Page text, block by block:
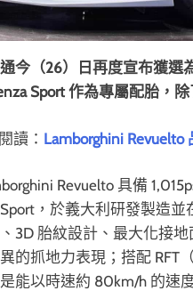
今（26）日再度宣布獲選
Sport 作為專屬配胎，
讀： Lamborghini Revuelto
Revuelto 具備
，於義大利研發製造
3D 胎紋設計、最大化接
的抓地力表現；搭配 RFT
能以時速約 80km/h 的速